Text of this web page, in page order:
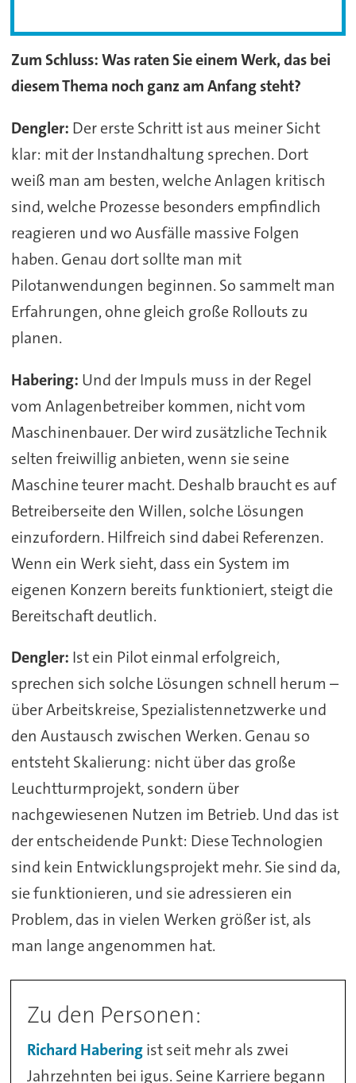
Zum Schluss: Was raten Sie einem Werk, das bei
diesem Thema noch ganz am Anfang steht?
Dengler: Der erste Schritt ist aus meiner Sicht
klar: mit der Instandhaltung sprechen. Dort
weiß man am besten, welche Anlagen kritisch
sind, welche Prozesse besonders empfindlich
reagieren und wo Ausfälle massive Folgen
haben. Genau dort sollte man mit
Pilotanwendungen beginnen. So sammelt man
Erfahrungen, ohne gleich große Rollouts zu
planen.
Habering: Und der Impuls muss in der Regel
vom Anlagenbetreiber kommen, nicht vom
Maschinenbauer. Der wird zusätzliche Technik
selten freiwillig anbieten, wenn sie seine
Maschine teurer macht. Deshalb braucht es auf
Betreiberseite den Willen, solche Lösungen
einzufordern. Hilfreich sind dabei Referenzen.
Wenn ein Werk sieht, dass ein System im
eigenen Konzern bereits funktioniert, steigt die
Bereitschaft deutlich.
Dengler: Ist ein Pilot einmal erfolgreich,
sprechen sich solche Lösungen schnell herum –
über Arbeitskreise, Spezialistennetzwerke und
den Austausch zwischen Werken. Genau so
entsteht Skalierung: nicht über das große
Leuchtturmprojekt, sondern über
nachgewiesenen Nutzen im Betrieb. Und das ist
der entscheidende Punkt: Diese Technologien
sind kein Entwicklungsprojekt mehr. Sie sind da,
sie funktionieren, und sie adressieren ein
Problem, das in vielen Werken größer ist, als
man lange angenommen hat.
Zu den Personen:
Richard Haberingist seit mehr als zwei
Jahrzehnten bei igus. Seine Karriere begann